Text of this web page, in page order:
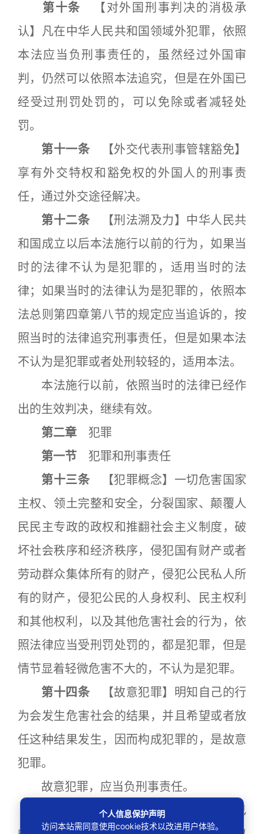
第十条 【对外国刑事判决的消极承
认】凡在中华人民共和国领域外犯罪，依照
本法应当负刑事责任的，虽然经过外国审
判，仍然可以依照本法追究，但是在外国已
经受过刑罚处罚的，可以免除或者减轻处
罚。
第十一条 【外交代表刑事管辖豁免】
享有外交特权和豁免权的外国人的刑事责
任，通过外交途径解决。
第十二条 【刑法溯及力】中华人民共
和国成立以后本法施行以前的行为，如果当
时的法律不认为是犯罪的，适用当时的法
律；如果当时的法律认为是犯罪的，依照本
法总则第四章第八节的规定应当追诉的，按
照当时的法律追究刑事责任，但是如果本法
不认为是犯罪或者处刑较轻的，适用本法。
本法施行以前，依照当时的法律已经作
出的生效判决，继续有效。
第二章 犯罪
第一节 犯罪和刑事责任
第十三条 【犯罪概念】一切危害国家
主权、领土完整和安全，分裂国家、颠覆人
民民主专政的政权和推翻社会主义制度，破
坏社会秩序和经济秩序，侵犯国有财产或者
劳动群众集体所有的财产，侵犯公民私人所
有的财产，侵犯公民的人身权利、民主权利
和其他权利，以及其他危害社会的行为，依
照法律应当受刑罚处罚的，都是犯罪，但是
情节显着轻微危害不大的，不认为是犯罪。
第十四条 【故意犯罪】明知自己的行
为会发生危害社会的结果，并且希望或者放
任这种结果发生，因而构成犯罪的，是故意
犯罪。
故意犯罪，应当负刑事责任。
【过失犯罪】应当预见自己
个人信息保护声明
访问本站需同意使用cookie技术以改进用户体验。